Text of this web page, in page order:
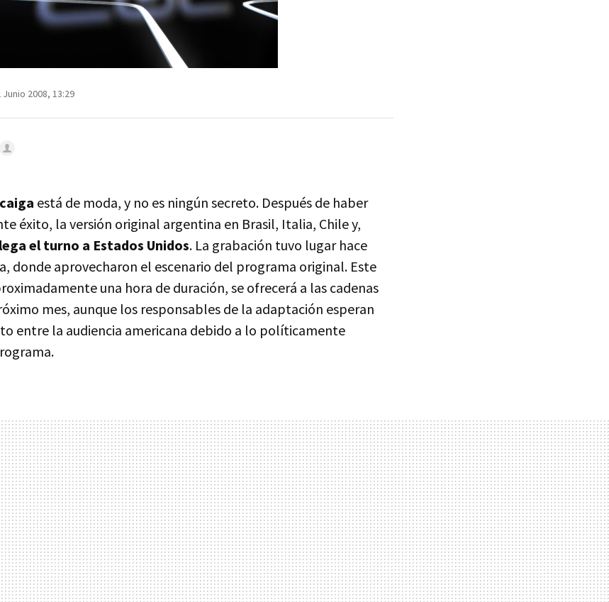
2008, 13:29
está de moda, y no es ningún secreto. Después de haber
éxito, la versión original argentina en Brasil, Italia, Chile y,
el turno a Estados Unidos. La grabación tuvo lugar hace
donde aprovecharon el escenario del programa original. Este
una hora de duración, se ofrecerá a las cadenas
mes, aunque los responsables de la adaptación esperan
entre la audiencia americana debido a lo políticamente